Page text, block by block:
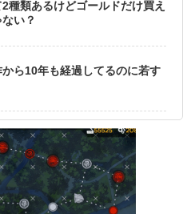
2種類あるけどゴールドだけ買え
い？
から10年も経過してるのに若す